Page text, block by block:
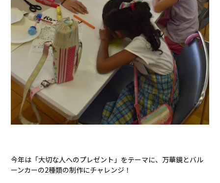
今年は「大切な人へのプレゼント」をテーマに、万華鏡とバル
ーンカーの2種類の制作にチャレンジ！